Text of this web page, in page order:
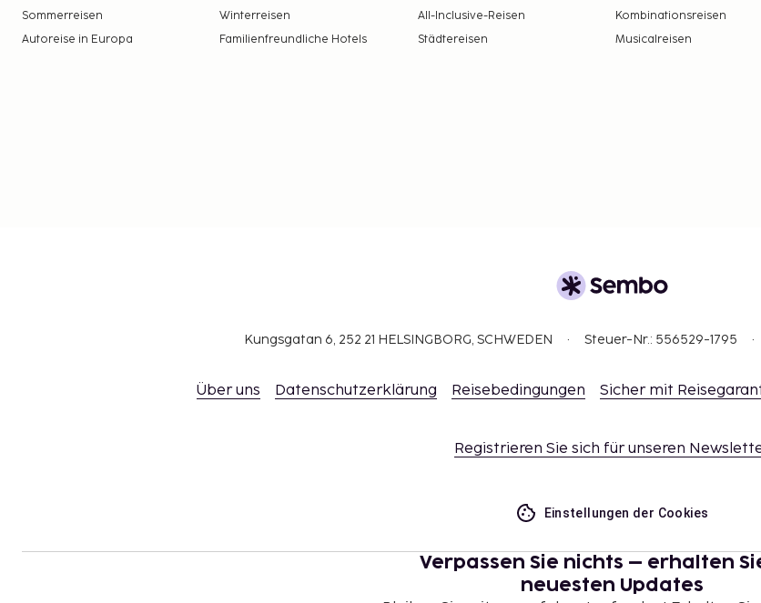
Sommerreisen Winterreisen All-Inclusive-Reisen Kombinationsreisen
Autoreise in Europa
Familienfreundliche Hotels Städtereisen Musicalreisen
Kungsgatan 6, 252 21 HELSINGBORG, SCHWEDEN Steuer-Nr.: 556529-1795
Über uns Datenschutzerklärung Reisebedingungen Sicher mit
Registrieren Sie sich für unseren
Einstellungen der Cookies
Verpassen Sie nichts – erhalten
neuesten Updates